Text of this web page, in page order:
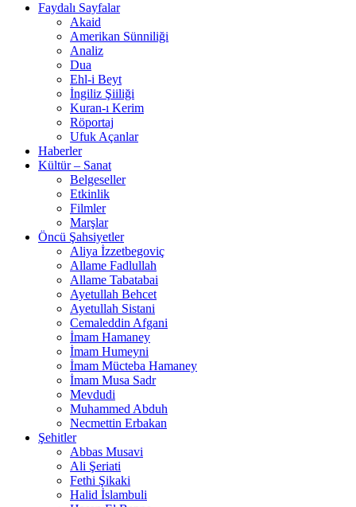
Faydalı Sayfalar
Akaid
Amerikan Sünniliği
Analiz
Dua
Ehl-i Beyt
İngiliz Şiiliği
Kuran-ı Kerim
Röportaj
Ufuk Açanlar
Haberler
Kültür – Sanat
Belgeseller
Etkinlik
Filmler
Marşlar
Öncü Şahsiyetler
Aliya İzzetbegoviç
Allame Fadlullah
Allame Tabatabai
Ayetullah Behcet
Ayetullah Sistani
Cemaleddin Afgani
İmam Hamaney
İmam Humeyni
İmam Mücteba Hamaney
İmam Musa Sadr
Mevdudi
Muhammed Abduh
Necmettin Erbakan
Şehitler
Abbas Musavi
Ali Şeriati
Fethi Şikaki
Halid İslambuli